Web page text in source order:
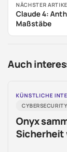
NÄCHSTER
Claude 4:
Maßstäbe
Auch
KÜNSTLICHE
CYBERSECURITY
Onyx